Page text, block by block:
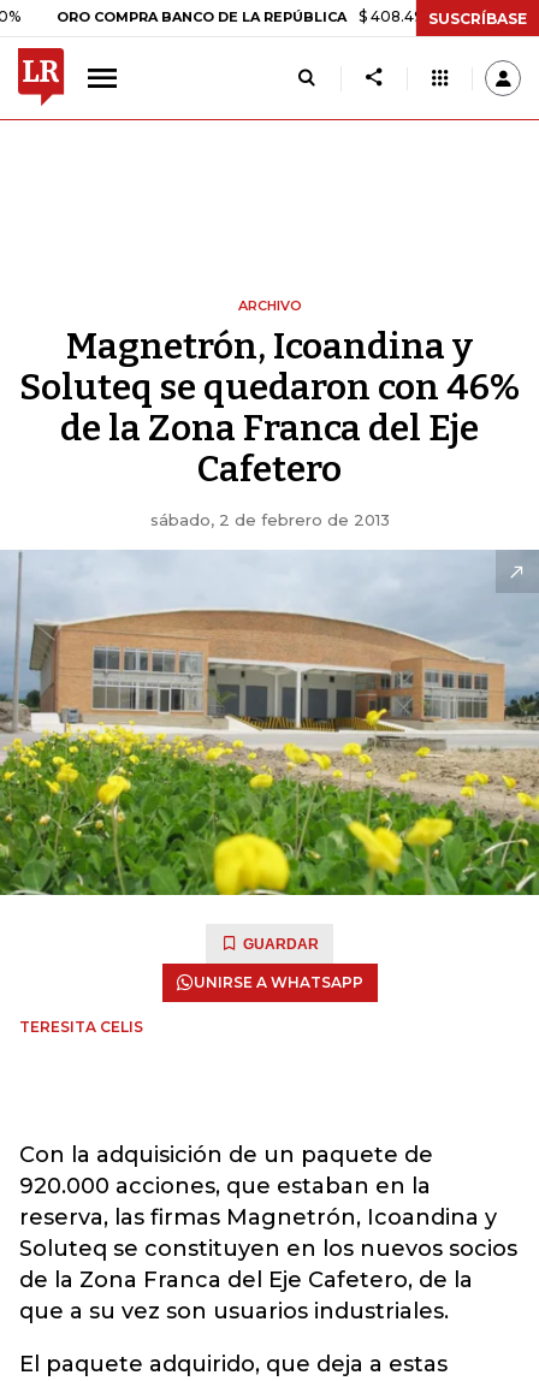
ORO COMPRA BANCO DE LA REPÚBLICA $ 408.498,97 +$ 8.753,81
SUSCRÍBASE
ARCHIVO
Magnetrón, Icoandina y
Soluteq se quedaron con 46%
de la Zona Franca del Eje
Cafetero
sábado, 2 de febrero de 2013
GUARDAR
UNIRSE A WHATSAPP
TERESITA CELIS
Con la adquisición de un paquete de
920.000 acciones, que estaban en la
reserva, las firmas Magnetrón, Icoandina y
Soluteq se constituyen en los nuevos socios
de la Zona Franca del Eje Cafetero, de la
que a su vez son usuarios industriales.
El paquete adquirido, que deja a estas